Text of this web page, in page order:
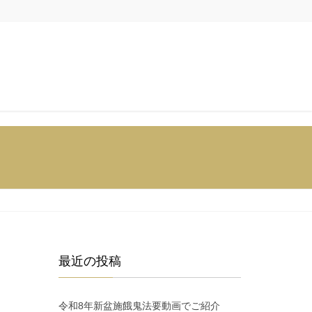
最近の投稿
令和8年新盆施餓鬼法要動画でご紹介